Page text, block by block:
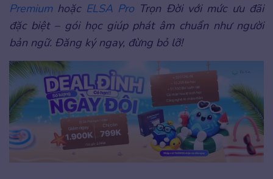
Premiumhoặc ELSA ProTrọn Đời với mức ưu đãi
đặc biệt – gói học giúp phát âm chuẩn như người
bản ngữ. Đăng ký ngay, đừng bỏ lỡ!